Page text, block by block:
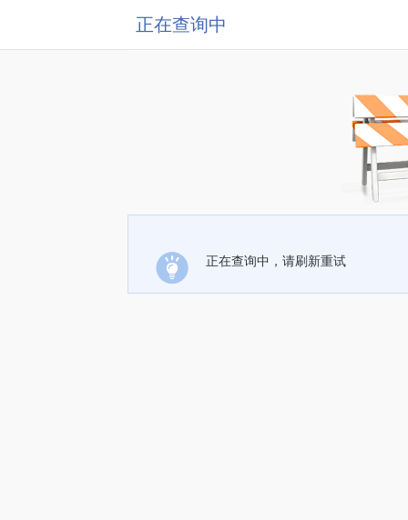
正在查询中
正在查询中，请刷新重试